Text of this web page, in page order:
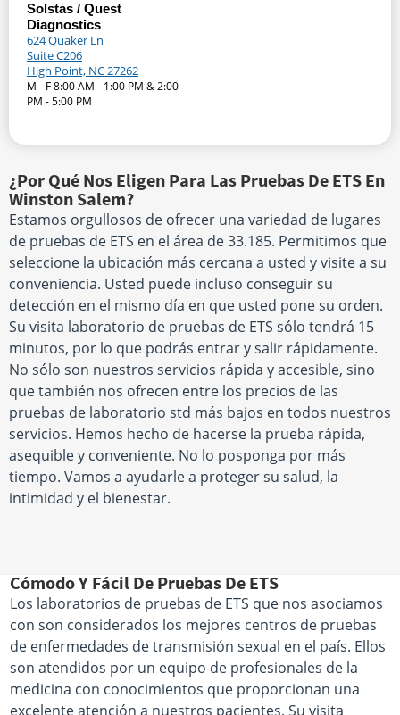
Solstas / Quest
Diagnostics
624 Quaker Ln
Suite C206
High Point, NC 27262
M - F 8:00 AM - 1:00 PM & 2:00
PM - 5:00 PM
¿Por Qué Nos Eligen Para Las Pruebas De ETS En
Winston Salem?
Estamos orgullosos de ofrecer una variedad de lugares
de pruebas de ETS en el área de 33.185. Permitimos que
seleccione la ubicación más cercana a usted y visite a su
conveniencia. Usted puede incluso conseguir su
detección en el mismo día en que usted pone su orden.
Su visita laboratorio de pruebas de ETS sólo tendrá 15
minutos, por lo que podrás entrar y salir rápidamente.
No sólo son nuestros servicios rápida y accesible, sino
que también nos ofrecen entre los precios de las
pruebas de laboratorio std más bajos en todos nuestros
servicios. Hemos hecho de hacerse la prueba rápida,
asequible y conveniente. No lo posponga por más
tiempo. Vamos a ayudarle a proteger su salud, la
intimidad y el bienestar.
Cómodo Y Fácil De Pruebas De ETS
Los laboratorios de pruebas de ETS que nos asociamos
con son considerados los mejores centros de pruebas
de enfermedades de transmisión sexual en el país. Ellos
son atendidos por un equipo de profesionales de la
medicina con conocimientos que proporcionan una
excelente atención a nuestros pacientes. Su visita